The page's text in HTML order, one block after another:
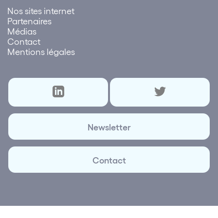
Nos sites internet
Partenaires
Médias
Contact
Mentions légales
Newsletter
Contact